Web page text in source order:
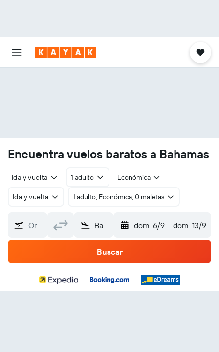
Encuentra vuelos baratos a Bahamas
Ida y vuelta 1 adulto Económica
Ida y vuelta 1 adulto, Económica, 0 maletas
Origen Bahamas dom. 6/9 - dom. 13/9
Buscar